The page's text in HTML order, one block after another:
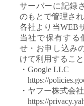
サーバーに記録
のもとで管理さ
各社より当WEB
当社で保有する
せ・お申し込み
けて利用するこ
・Google LLC
https://
・ヤフー株式会社
https://